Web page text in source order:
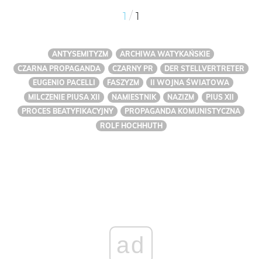
1 / 1
ANTYSEMITYZM
ARCHIWA WATYKAŃSKIE
CZARNA PROPAGANDA
CZARNY PR
DER STELLVERTRETER
EUGENIO PACELLI
FASZYZM
II WOJNA ŚWIATOWA
MILCZENIE PIUSA XII
NAMIESTNIK NAZIZM
PIUS XII
PROCES BEATYFIKACYJNY
PROPAGANDA KOMUNISTYCZNA
ROLF HOCHHUTH
ad